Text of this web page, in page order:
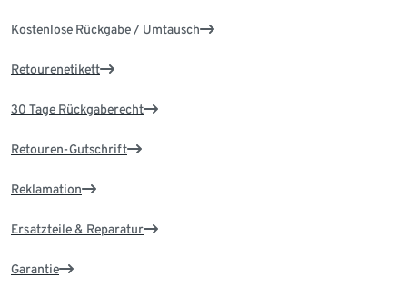
Kostenlose Rückgabe / Umtausch
Retourenetikett
30 Tage Rückgaberecht
Retouren-Gutschrift
Reklamation
Ersatzteile & Reparatur
Garantie